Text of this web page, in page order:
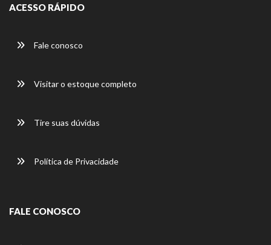
ACESSO RÁPIDO
Fale conosco
Visitar o estoque completo
Tire suas dúvidas
Política de Privacidade
FALE CONOSCO